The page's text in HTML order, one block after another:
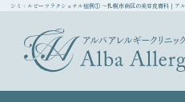
シミ：ルビーフラクショナル症例① ～札幌市南区の美容皮膚科｜ア